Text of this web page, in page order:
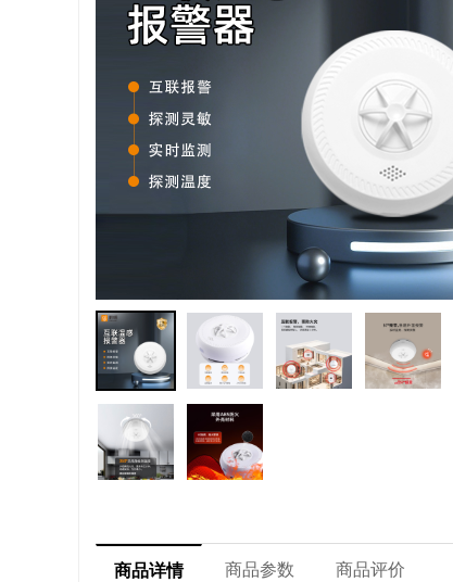
商品详情 商品参数 商品评价